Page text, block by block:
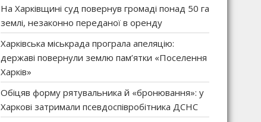
На Харківщині суд повернув громаді понад 50 га
землі, незаконно переданої в оренду
Харківська міськрада програла апеляцію:
державі повернули землю пам’ятки «Поселення
Харків»
Обіцяв форму рятувальника й «бронювання»: у
Харкові затримали псевдоспівробітника ДСНС